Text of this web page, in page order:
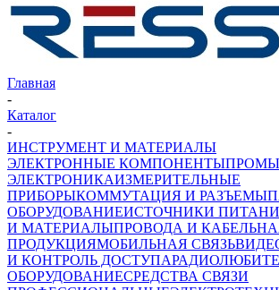
Главная
-
Каталог
-
ИНСТРУМЕНТ И МАТЕРИАЛЫ
ЭЛЕКТРОННЫЕ КОМПОНЕНТЫ
ЭЛЕКТРОНИКАИЗМЕРИТЕЛЬНЫЕ
ПРИБОРЫКОММУТАЦИЯ И РАЗЪЕМЫ
ОБОРУДОВАНИЕИСТОЧНИКИ
И МАТЕРИАЛЫПРОВОДА И
ПРОДУКЦИЯМОБИЛЬНАЯ СВЯЗЬ
И КОНТРОЛЬ ДОСТУПА
ОБОРУДОВАНИЕСРЕДСТВА СВЯЗИ